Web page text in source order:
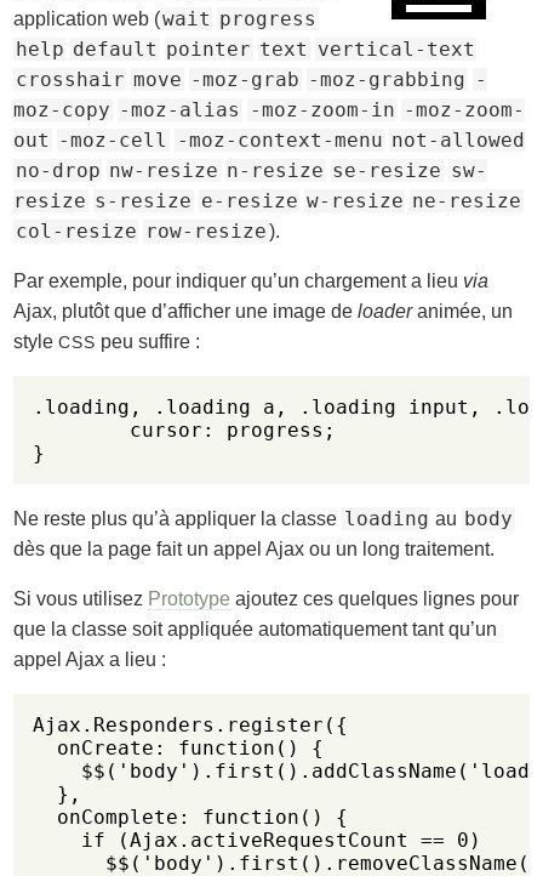
application web (wait progress
help default pointer text vertical-text
crosshair move -moz-grab -moz-grabbing -
moz-copy -moz-alias -moz-zoom-in -moz-zoom-
out -moz-cell -moz-context-menu not-allowed
no-drop nw-resize n-resize se-resize sw-
resize s-resize e-resize w-resize ne-resize
col-resize row-resize).
Par exemple, pour indiquer qu’un chargement a lieu via
Ajax, plutôt que d’afficher une image deloaderanimée, un
styleCSS peu suffire :
.loading, .loading a, .loading input,
}
Ne reste plus qu’à appliquer la classe loading au body
dès que la page fait un appel Ajax ou un long traitement.
Si vous utilisez Prototype ajoutez ces quelques lignes pour
que la classe soit appliquée automatiquement tant qu’un
appel Ajax a lieu :
Ajax.Responders.register({
  onCreate: function() {
  },
  onComplete: function() {
    if (Ajax.activeRequestCount == 0)